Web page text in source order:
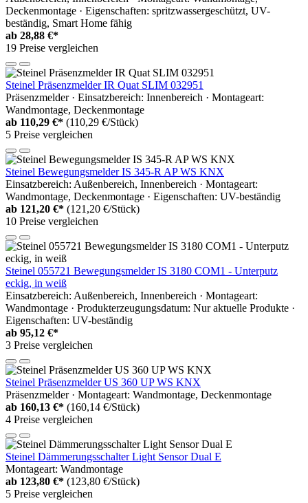
Deckenmontage · Eigenschaften: spritzwassergeschützt, UV-
beständig, Smart Home fähig
ab 28,88 €*
19 Preise vergleichen
Steinel Präsenzmelder IR Quat SLIM 032951
Präsenzmelder · Einsatzbereich: Innenbereich · Montageart:
Wandmontage, Deckenmontage
ab 110,29 €* (110,29 €/Stück)
5 Preise vergleichen
Steinel Bewegungsmelder IS 345-R AP WS KNX
Einsatzbereich: Außenbereich, Innenbereich · Montageart:
Wandmontage, Deckenmontage · Eigenschaften: UV-beständig
ab 121,20 €* (121,20 €/Stück)
10 Preise vergleichen
Steinel 055721 Bewegungsmelder IS 3180 COM1 - Unterputz
eckig, in weiß
Einsatzbereich: Außenbereich, Innenbereich · Montageart:
Wandmontage · Produkterzeugungsdatum: Nur aktuelle Produkte ·
Eigenschaften: UV-beständig
ab 95,12 €*
3 Preise vergleichen
Steinel Präsenzmelder US 360 UP WS KNX
Präsenzmelder · Montageart: Wandmontage, Deckenmontage
ab 160,13 €* (160,14 €/Stück)
4 Preise vergleichen
Steinel Dämmerungsschalter Light Sensor Dual E
Montageart: Wandmontage
ab 123,80 €* (123,80 €/Stück)
5 Preise vergleichen